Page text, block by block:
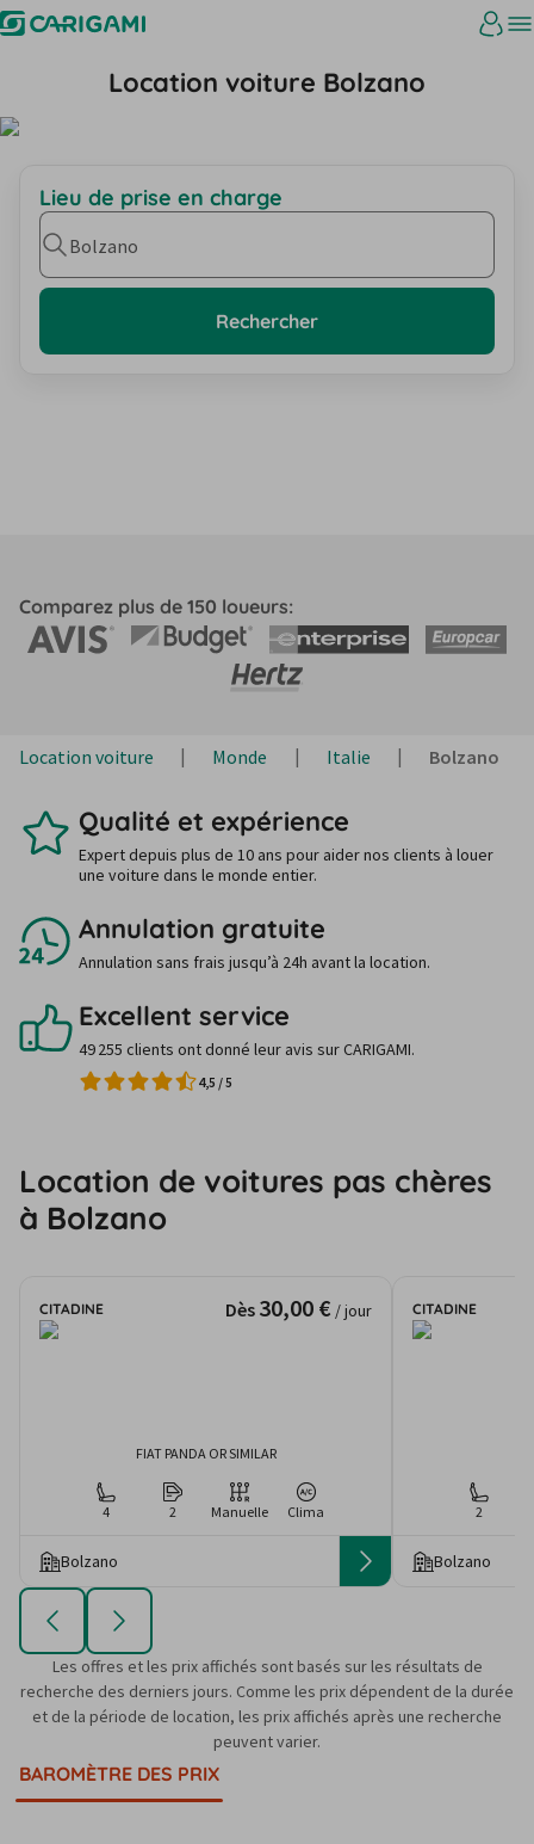
Location voiture Bolzano
Lieu de prise en charge
Bolzano
Rechercher
Comparez plus de 150 loueurs:
Location voiture Monde Italie Bolzano
Qualité et expérience
Expert depuis plus de 10 ans pour aider nos clients à louer
une voiture dans le monde entier.
Annulation gratuite
Annulation sans frais jusqu’à 24h avant la location.
Excellent service
49 255 clients ont donné leur avis sur CARIGAMI.
4,5 /5
Location de voitures pas chères
à Bolzano
CITADINE Dès 30,00 € / jour
FIAT PANDA OR SIMILAR
4 2 Manuelle Clima
Bolzano
CITADINE
2
Bolzano
Les offres et les prix affichés sont basés sur les résultats de
recherche des derniers jours. Comme les prix dépendent de la durée
et de la période de location, les prix affichés après une recherche
peuvent varier.
BAROMÈTRE DES PRIX